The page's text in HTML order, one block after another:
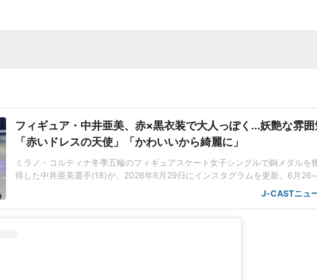
フィギュア・中井亜美、赤×黒衣装で大人っぽく...妖艶な雰囲
「赤いドレスの天使」「かわいいから綺麗に」
ミラノ・コルティナ冬季五輪のフィギュアスケート女子シングルで銅メダルを
得した中井亜美選手(18)が、2026年6月29日にインスタグラムを更新。6月
日まで行われた、フィギュアスケート日本代表エキシビション「
6」の共演者たちとの写真を公開した。「挑戦のプログラムになっている」中井
J-CASTニュ